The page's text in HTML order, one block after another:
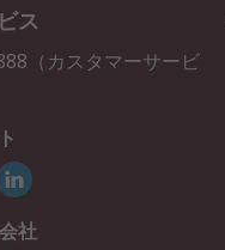
ス
（カスタマーサービ
社